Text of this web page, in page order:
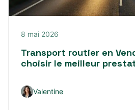
8 mai 2026
Transport routier en
choisir le meilleur
Valentine